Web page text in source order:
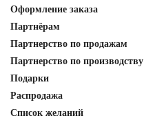
Оформление заказа
Партнёрам
Партнерство по продажам
Партнерство по производству
Подарки
Распродажа
Список желаний